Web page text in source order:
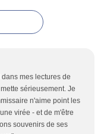
mes lectures de
sérieusement. Je
n'aime point les
virée - et de m'être
souvenirs de ses